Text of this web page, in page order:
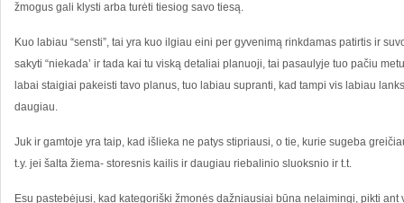
žmogus gali klysti arba turėti tiesiog savo tiesą.
Kuo labiau “sensti”, tai yra kuo ilgiau eini per gyvenimą rinkdamas patirtis ir
sakyti “niekada’ ir tada kai tu viską detaliai planuoji, tai pasaulyje tuo pačiu
labai staigiai pakeisti tavo planus, tuo labiau supranti, kad tampi vis labiau
daugiau.
Juk ir gamtoje yra taip, kad išlieka ne patys stipriausi, o tie, kurie sugeba
t.y. jei šalta žiema- storesnis kailis ir daugiau riebalinio sluoksnio ir t.t.
Esu pastebėjusi, kad kategoriški žmonės dažniausiai būna nelaimingi, pikti